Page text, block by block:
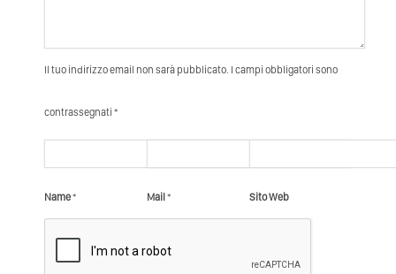
Il tuo indirizzo email non sarà pubblicato. I campi obbligatori sono
contrassegnati *
Name* Mail* Sito Web